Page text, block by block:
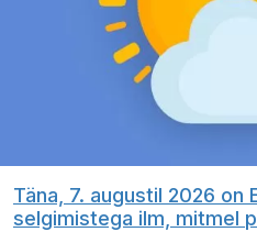
Täna, 7. augustil 2026 on
selgimistega ilm, mitmel